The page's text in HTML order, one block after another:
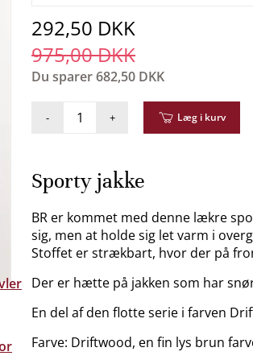
292,50 DKK
975,00 DKK
Du sparer682,50 DKK
- + Læg i kurv
Sporty jakke
BR er kommet med denne lækre
sig, men at holde sig let varm i
Stoffet er strækbart, hvor der på
Der er hætte på jakken som har
En del af den flotte serie i farven
Farve: Driftwood, en fin lys brun